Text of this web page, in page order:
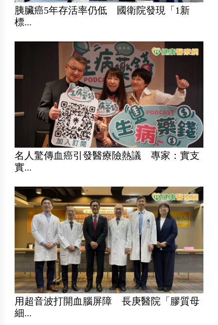
胰臟癌5年存活率仍低 國衛院發現「1新
標...
名人驚傳血癌引發醫療險熱議 專家：實支
實...
用超音波打開血腦屏障 長庚醫院「膠質母
細...